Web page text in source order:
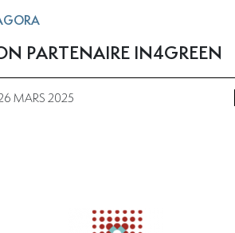
PARTENAIRE IN4GREEN
MARS 2025